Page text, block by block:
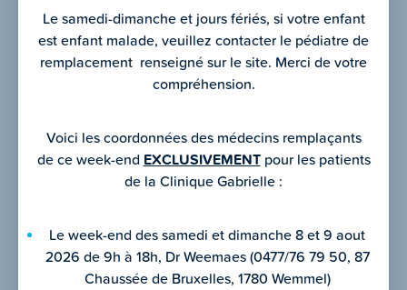
Le samedi-dimanche et jours fériés, si votre enfant
est enfant malade, veuillez contacter le pédiatre de
remplacement renseigné sur le site. Merci de votre
compréhension.
Voici les coordonnées des médecins remplaçants
de ce week-end EXCLUSIVEMENTpour les patients
de la Clinique Gabrielle :
Le week-end des samedi et dimanche 8 et 9 aout
2026 de 9h à 18h, Dr Weemaes (0477/76 79 50, 87
Chaussée de Bruxelles, 1780 Wemmel)
+32 (0) 472 82 12 49
dr.biarent@gmail.com
Vcard Télécharger
DOCTEUR
Ariel de Selys